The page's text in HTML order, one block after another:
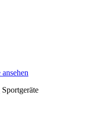
Sportgeräte